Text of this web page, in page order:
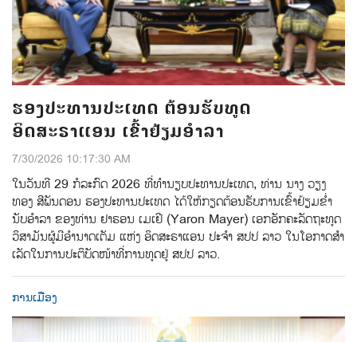
ຮອງປະທານປະເທດ ຕ້ອນຮັບທູດ
ອິດສະຣາແອນ ເຂົ້າຢ້ຽມອຳລາ
7/30/2026 10:17:30 AM
ໃນວັນທີ 29 ກໍລະກົດ 2026 ທີ່ທໍານຽບປະທານປະເທດ, ທ່ານ ນາງ ວຽງ
ທອງ ສີພັນດອນ ຮອງປະທານປະເທດ ໄດ້ໃຫ້ກຽດຕ້ອນຮັບການເຂົ້າຢ້ຽມຂໍ່າ
ນັບອໍາລາ ຂອງທ່ານ ຢາຣອນ ເມເຢີ (Yaron Mayer) ເອກອັກຄະລັດຖະທູດ
ວິສາມັນຜູ້ມີອຳນາດເຕັມ ແຫ່ງ ອິດສະຣາແອນ ປະຈຳ ສປປ ລາວ ໃນໂອກາດສໍາ
ເລັດໃນການປະຕິບັດໜ້າທີ່ການທູດຢູ່ ສປປ ລາວ.
ການເມືອງ